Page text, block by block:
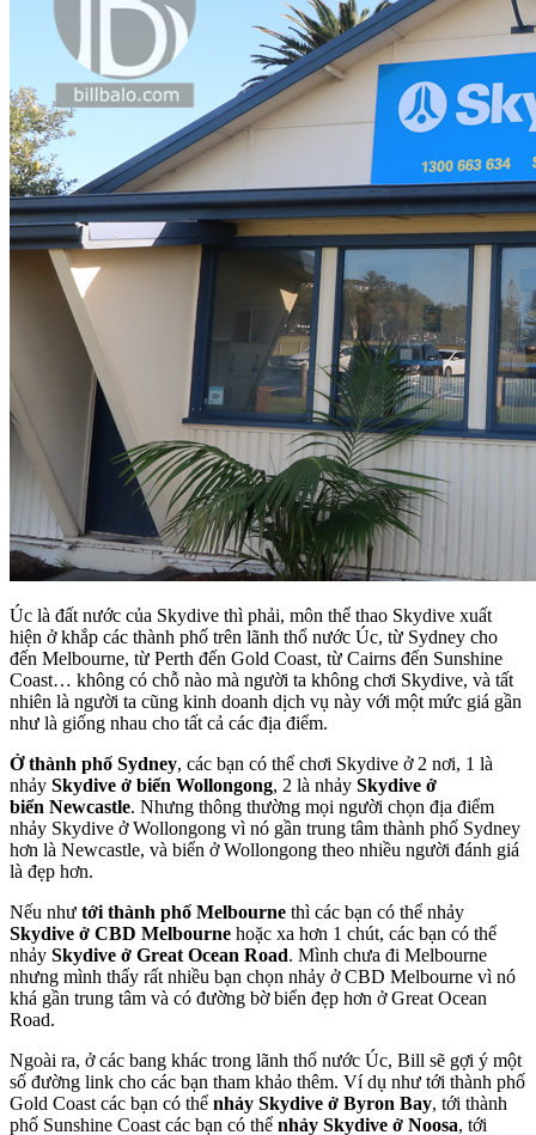
Úc là đất nước của Skydive thì phải, môn thể thao Skydive xuất
hiện ở khắp các thành phố trên lãnh thổ nước Úc, từ Sydney cho
đến Melbourne, từ Perth đến Gold Coast, từ Cairns đến Sunshine
Coast… không có chỗ nào mà người ta không chơi Skydive, và tất
nhiên là người ta cũng kinh doanh dịch vụ này với một mức giá gần
như là giống nhau cho tất cả các địa điểm.
Ở thành phố Sydney, các bạn có thể chơi Skydive ở 2 nơi, 1 là
nhảy Skydive ở biển Wollongong, 2 là nhảy Skydive ở
biển Newcastle. Nhưng thông thường mọi người chọn địa điểm
nhảy Skydive ở Wollongong vì nó gần trung tâm thành phố Sydney
hơn là Newcastle, và biển ở Wollongong theo nhiều người đánh giá
là đẹp hơn.
Nếu như tới thành phố Melbourne thì các bạn có thể nhảy
Skydive ở CBD Melbourne hoặc xa hơn 1 chút, các bạn có thể
nhảy Skydive ở Great Ocean Road. Mình chưa đi Melbourne
nhưng mình thấy rất nhiều bạn chọn nhảy ở CBD Melbourne vì nó
khá gần trung tâm và có đường bờ biển đẹp hơn ở Great Ocean
Road.
Ngoài ra, ở các bang khác trong lãnh thổ nước Úc, Bill sẽ gợi ý một
số đường link cho các bạn tham khảo thêm. Ví dụ như tới thành phố
Gold Coast các bạn có thể nhảy Skydive ở Byron Bay, tới thành
phố Sunshine Coast các bạn có thể nhảy Skydive ở Noosa, tới